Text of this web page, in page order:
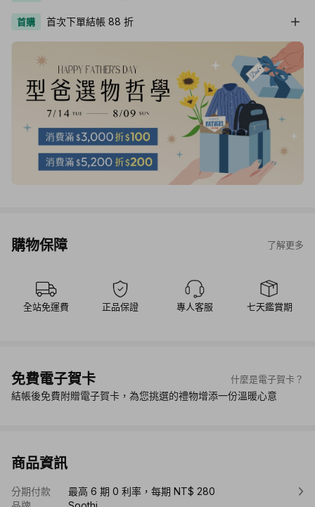
首購 首次下單結帳 88 折
購物保障 了解更多
全站免運費 正品保證 專人客服 七天鑑賞期
免費電子賀卡 什麼是電子賀卡？
結帳後免費附贈電子賀卡，為您挑選的禮物增添一份溫暖心意
商品資訊
分期付款
最高 6 期 0 利率，每期 NT$ 280